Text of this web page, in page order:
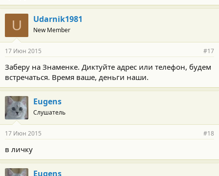
U Udarnik1981
New Member
17 Июн 2015 #17
Заберу на Знаменке. Диктуйте адрес или телефон, будем
встречаться. Время ваше, деньги наши.
Eugens
Слушатель
17 Июн 2015 #18
в личку
Eugens